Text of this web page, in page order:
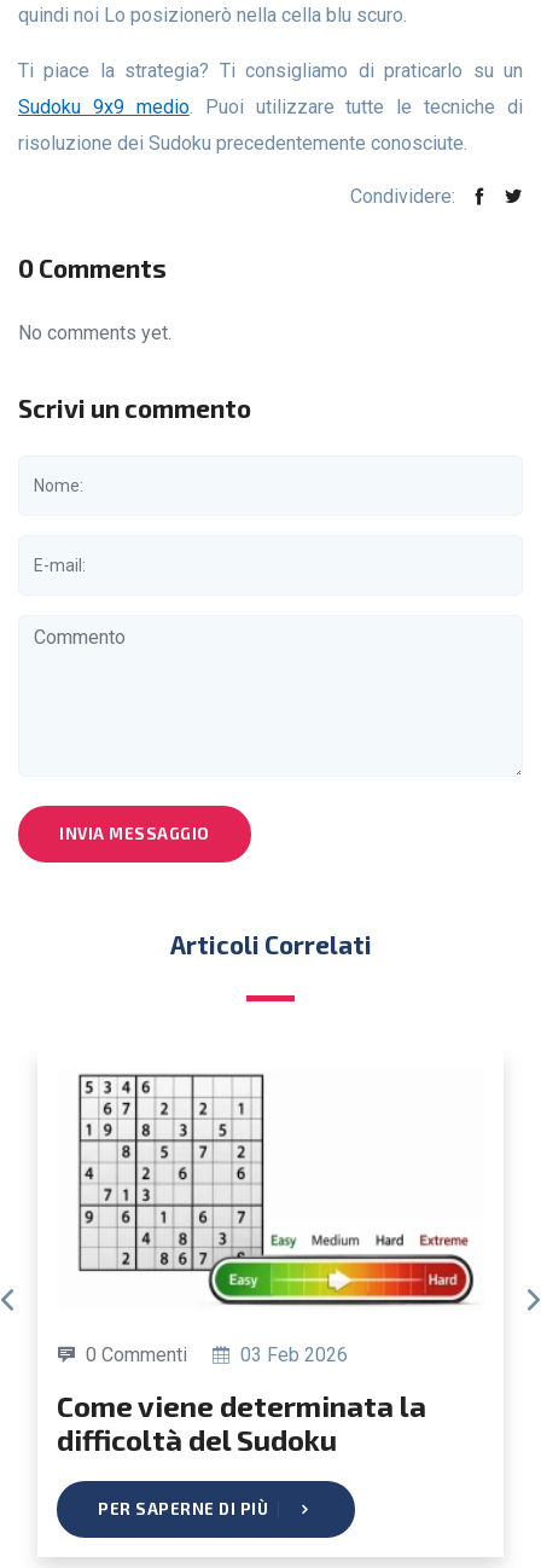
quindi noi Lo posizionerò nella cella blu scuro.
Ti piace la strategia? Ti consigliamo di praticarlo su un
Sudoku 9x9 medio. Puoi utilizzare tutte le tecniche di
risoluzione dei Sudoku precedentemente conosciute.
Condividere:
0 Comments
No comments yet.
Scrivi un commento
INVIA MESSAGGIO
Articoli Correlati
0 Commenti 03 Feb 2026
Come viene determinata la
difficoltà del Sudoku
PER SAPERNE DI PIÙ